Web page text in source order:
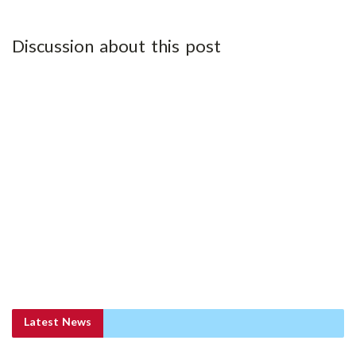
Discussion about this post
Latest News